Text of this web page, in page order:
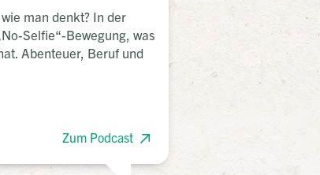
man denkt? In der
Selfie“-Bewegung, was
Abenteuer, Beruf und
Zum Podcast